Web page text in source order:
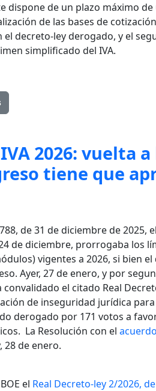
dispone de un plazo máximo
de las bases de
decreto-ley derogado, y el
simplificado del IVA.
2026: vuelta a
tiene que
de 31 de diciembre de 2025, el
de diciembre, prorrogaba los
vigentes a 2026, si bien
Ayer, 27 de enero, y por
el citado Real
de inseguridad jurídica
derogado por 171 votos a
La Resolución con el
28 de enero.
el Real Decreto-ley 2/2026,